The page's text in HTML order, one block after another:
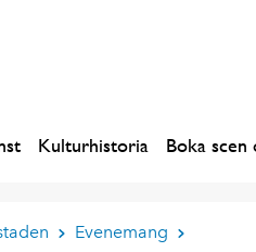
Kulturhistoria Boka scen
Evenemang